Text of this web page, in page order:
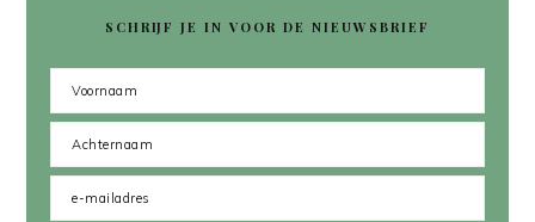
SCHRIJF JE IN VOOR DE NIEUWSBRIEF